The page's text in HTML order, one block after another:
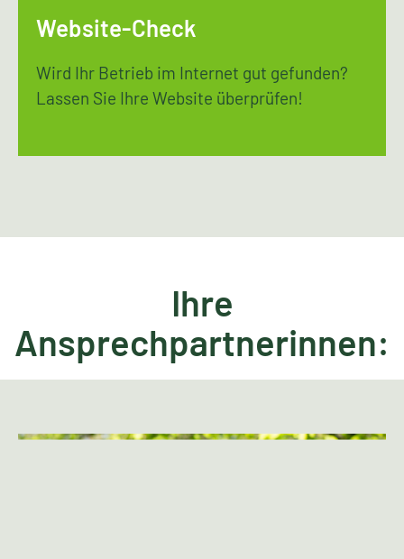
Website-Check
Wird Ihr Betrieb im Internet gut gefunden?
Lassen Sie Ihre Website überprüfen!
Ihre
Ansprechpartnerinnen: